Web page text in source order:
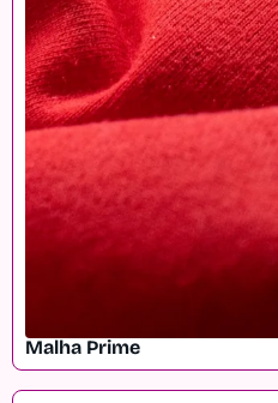
Malha Prime